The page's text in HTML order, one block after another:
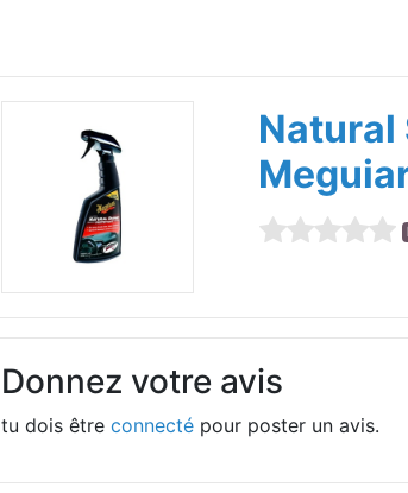
Natural
Donnez votre avis
tu dois êtreconnecté pour poster un avis.